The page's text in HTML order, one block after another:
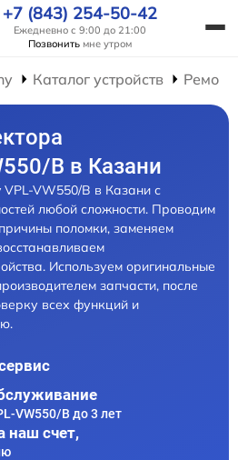
+7 (843) 254-50-42
Ежедневно с 9:00 до 21:00
Позвонить мне утром
Каталог устройств
B в Казани
VW550/B в Казани с
любой сложности. Проводим
поломки, заменяем
Используем оригинальные
запчасти, после
всех функций и
VW550/B до 3 лет
наш счет,